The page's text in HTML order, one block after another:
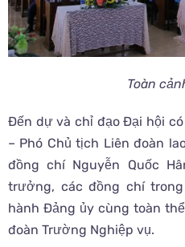
Toàn
Đến dự và chỉ đạo Đại hội
– Phó Chủ tịch Liên đoàn
đồng chí Nguyễn Quốc
trưởng, các đồng chí
hành Đảng ủy cùng toàn
đoàn Trường Nghiệp vụ.